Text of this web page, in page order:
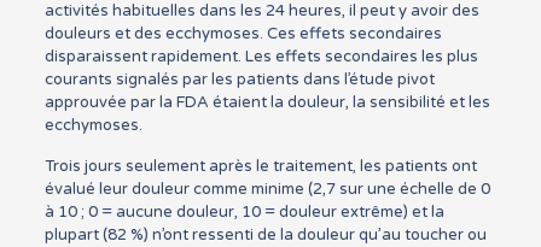
activités habituelles dans les 24 heures, il peut y avoir des
douleurs et des ecchymoses. Ces effets secondaires
disparaissent rapidement. Les effets secondaires les plus
courants signalés par les patients dans l’étude pivot
approuvée par la FDA étaient la douleur, la sensibilité et les
ecchymoses.
Trois jours seulement après le traitement, les patients ont
évalué leur douleur comme minime (2,7 sur une échelle de 0
à 10 ; 0 = aucune douleur, 10 = douleur extrême) et la
plupart (82 %) n’ont ressenti de la douleur qu’au toucher ou